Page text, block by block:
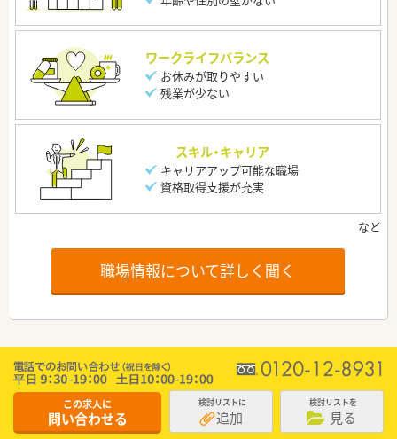
ワークライフバランス
お休みが取りやすい
残業が少ない
スキル・キャリア
キャリアアップ可能な職場
資格取得支援が充実
職場情報について詳しく聞く
この求人に
問い合わせる
検討リストに
追加
検討リストを
見る